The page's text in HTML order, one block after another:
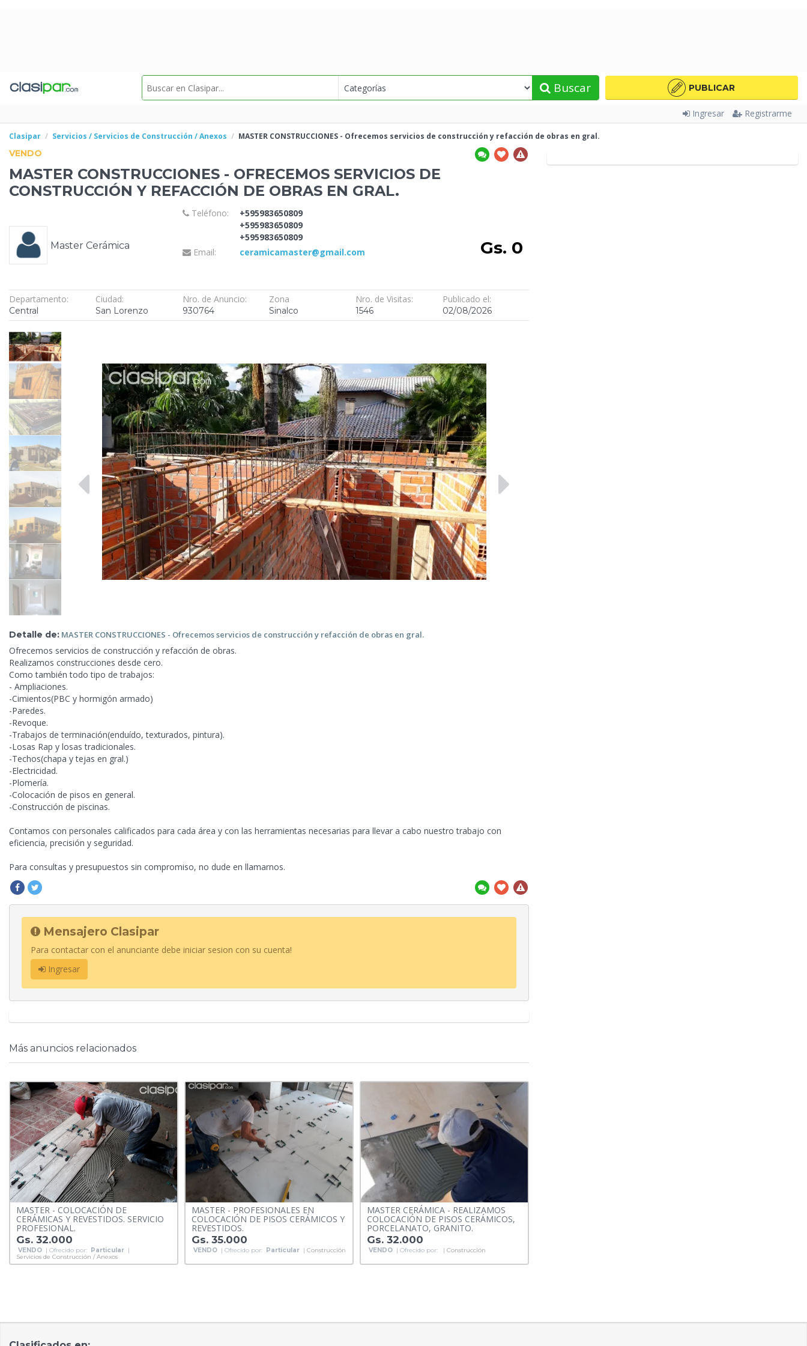
Buscar PUBLICAR
Ingresar Registrarme
Clasipar Servicios / Servicios de Construcción / Anexos MASTER CONSTRUCCIONES - Ofrecemos servicios de construcción y refacción de obras en gral.
VENDO
MASTER CONSTRUCCIONES - OFRECEMOS SERVICIOS DE
CONSTRUCCIÓN Y REFACCIÓN DE OBRAS EN GRAL.
Master Cerámica
Teléfono:
+595983650809
+595983650809
+595983650809
Email:
ceramicamaster@gmail.com Gs. 0
Departamento:
Central
Ciudad:
San Lorenzo
Nro. de Anuncio:
930764
Zona
Sinalco
Nro. de Visitas:
1546
Publicado el:
02/08/2026
Detalle de: MASTER CONSTRUCCIONES - Ofrecemos servicios de construcción y refacción de obras en gral.
Ofrecemos servicios de construcción y refacción de obras.
Realizamos construcciones desde cero.
Como también todo tipo de trabajos:
- Ampliaciones.
-Cimientos(PBC y hormigón armado)
-Paredes.
-Revoque.
-Trabajos de terminación(enduído, texturados, pintura).
-Losas Rap y losas tradicionales.
-Techos(chapa y tejas en gral.)
-Electricidad.
-Plomería.
-Colocación de pisos en general.
-Construcción de piscinas.
Contamos con personales calificados para cada área y con las herramientas necesarias para llevar a cabo nuestro trabajo con
eficiencia, precisión y seguridad.
Para consultas y presupuestos sin compromiso, no dude en llamarnos.
Mensajero Clasipar
Para contactar con el anunciante debe iniciar sesion con su cuenta!
Ingresar
Más anuncios relacionados
MASTER - COLOCACIÓN DE
CERÁMICAS Y REVESTIDOS. SERVICIO
PROFESIONAL.
Gs. 32.000
VENDO | Ofrecido por: Particular |
Servicios de Construcción / Anexos
MASTER - PROFESIONALES EN
COLOCACIÓN DE PISOS CERÁMICOS Y
REVESTIDOS.
Gs. 35.000
VENDO | Ofrecido por: Particular | Construcción
MASTER CERÁMICA - REALIZAMOS
COLOCACIÓN DE PISOS CERÁMICOS,
PORCELANATO, GRANITO.
Gs. 32.000
VENDO | Ofrecido por: | Construcción